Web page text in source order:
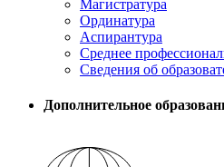
Магистратура
Ординатура
Аспирантура
Среднее
Сведения об
Дополнительное